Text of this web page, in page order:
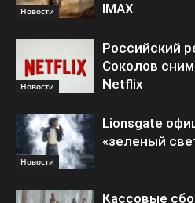
Новости
IMAX
Новости
Российский
Соколов
Netflix
Новости
Lionsgate
«зеленый
Кассовые